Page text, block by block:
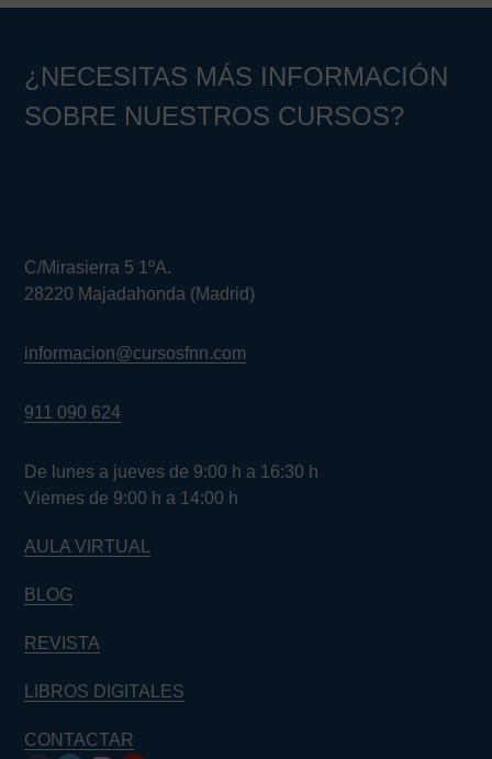
¿NECESITAS MÁS INFORMACIÓN
SOBRE NUESTROS CURSOS?
C/Mirasierra 5 1ºA.
28220 Majadahonda (Madrid)
informacion@cursosfnn.com
911 090 624
De lunes a jueves de 9:00 h a 16:30 h
Viernes de 9:00 h a 14:00 h
AULA VIRTUAL
BLOG
REVISTA
LIBROS DIGITALES
CONTACTAR